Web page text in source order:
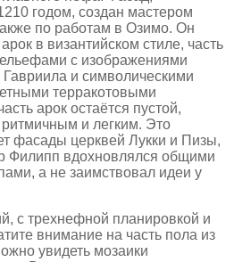
годом, создан мастером
по работам в Озимо. Он
в византийском стиле, часть
с изображениями
и символическими
терракотовыми
арок остаётся пустой,
и легким. Это
фасады церквей Лукки и Пизы,
Филипп вдохновлялся общими
а не заимствовал идеи у
с трехнефной планировкой и
внимание на часть пола из
увидеть мозаики